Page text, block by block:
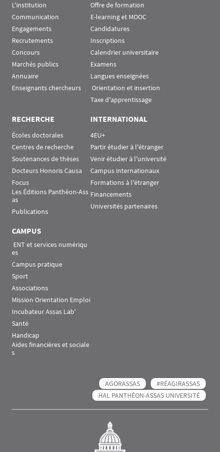
L'institution
Communication
Engagements
Recrutements
Concours
Marchés publics
Annuaire
Enseignants chercheurs
Offre de formation
E-learning et MOOC
Candidatures
Inscriptions
Calendrier universitaire
Examens
Langues enseignées
Orientation et insertion
Taxe d'apprentissage
RECHERCHE
Écoles doctorales
Centres de recherche
Soutenances de thèses
Docteurs Honoris Causa
Focus
Les Éditions Panthéon-Ass
as
Publications
INTERNATIONAL
4EU+
Partir étudier à l'étranger
Venir étudier à l'université
Campus internationaux
Formations à l'étranger
Financements
Universités partenaires
CAMPUS
es
Campus pratique
Sport
Associations
Mission Orientation Emploi
Incubateur Assas Lab'
Santé
Handicap
Aides financières et sociale
s
AGORASSAS
#RÉAGIRASSAS
HAL PANTHÉON-ASSAS UNIVERSITÉ